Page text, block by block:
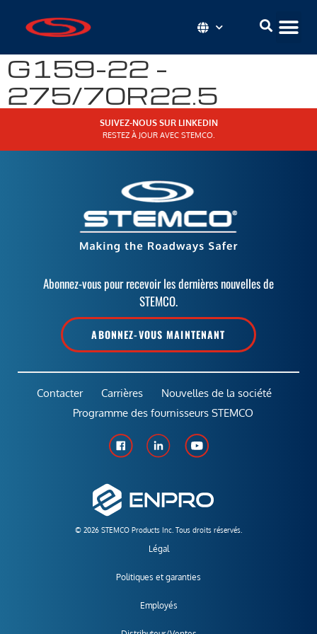
G159-22 –
275/70R22.5
SUIVEZ-NOUS SUR LINKEDIN
RESTEZ À JOUR AVEC STEMCO.
Abonnez-vous pour recevoir les dernières nouvelles de
STEMCO.
ABONNEZ-VOUS MAINTENANT
© 2026 STEMCO Products Inc. Tous droits réservés.
Légal
Politiques et garanties
Employés
Contacter Carrières
Nouvelles de la société
Programme des fournisseurs STEMCO